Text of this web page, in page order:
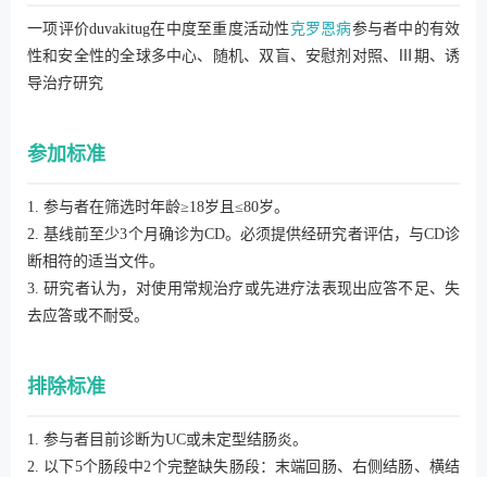
一项评价duvakitug在中度至重度活动性 克罗恩病参与者中的有效
性和安全性的全球多中心、随机、双盲、安慰剂对照、Ⅲ期、诱
导治疗研究
参加标准
1. 参与者在筛选时年龄≥18岁且≤80岁。
2. 基线前至少3个月确诊为CD。必须提供经研究者评估，与CD诊
断相符的适当文件。
3. 研究者认为，对使用常规治疗或先进疗法表现出应答不足、失
去应答或不耐受。
排除标准
1. 参与者目前诊断为UC或未定型结肠炎。
2. 以下5个肠段中2个完整缺失肠段：末端回肠、右侧结肠、横结